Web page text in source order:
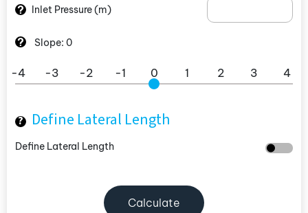
? Inlet Pressure(m)
? Slope:0
-4 -3 -2 -1 0 1 2 3 4
? Define Lateral Length
Define Lateral Length
Calculate